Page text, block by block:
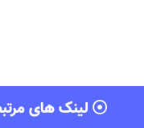
لینک های